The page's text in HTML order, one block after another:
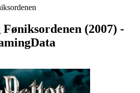
(2007) -